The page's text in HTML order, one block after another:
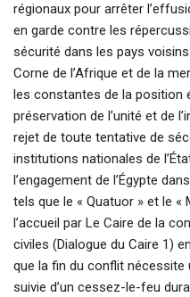
régionaux pour arrêter
en garde contre les
sécurité dans les pays
Corne de l’Afrique et de la
les constantes de la position
préservation de l’unité et de
rejet de toute tentative de
institutions nationales de
l’engagement de l’Égypte
tels que le « Quatuor » et le «
l’accueil par Le Caire de la
civiles (Dialogue du Caire 1)
que la fin du conflit nécessite
suivie d’un cessez-le-feu